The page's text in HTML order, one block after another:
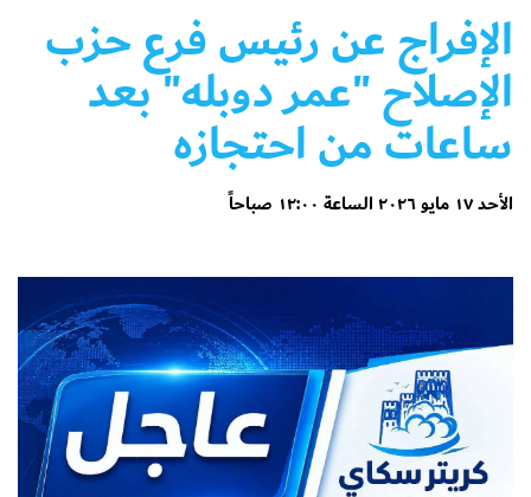
الإفراج عن رئيس فرع حزب
الإصلاح "عمر دوبله" بعد
ساعات من احتجازه
الأحد ١٧ مايو ٢٠٢٦ الساعة ١٢:٠٠ صباحاً